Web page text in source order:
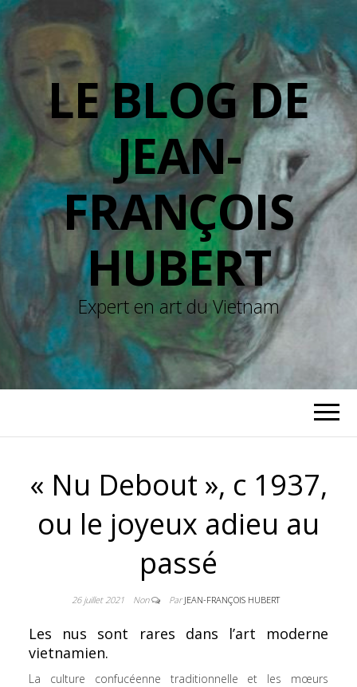
LE BLOG DE
JEAN-
FRANÇOIS
HUBERT
Expert en art du Vietnam
« Nu Debout », c 1937,
ou le joyeux adieu au
passé
26 juillet 2021 Non ParJEAN-FRANÇOIS HUBERT
Les nus sont rares dans l’art moderne
vietnamien.
La culture confucéenne traditionnelle et les mœurs